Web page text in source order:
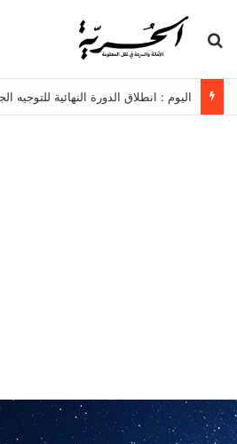
بحث عن
اليوم : انطلاق الدورة النهائية للتوجيه